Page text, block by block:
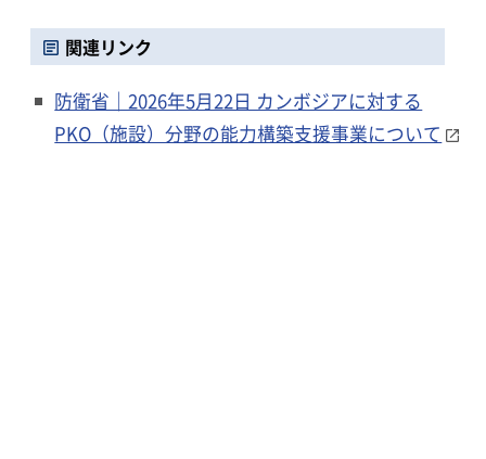
関連リンク
防衛省｜2026年5月22日 カンボジアに対する
PKO（施設）分野の能力構築支援事業について